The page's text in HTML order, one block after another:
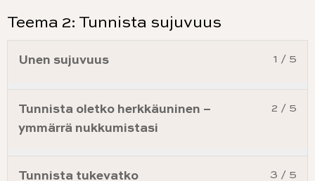
Teema 2: Tunnista sujuvuus
1 / 5
Unen sujuvuus
2 / 5
Tunnista oletko herkkäuninen –
ymmärrä nukkumistasi
3 / 5
Tunnista tukevatko